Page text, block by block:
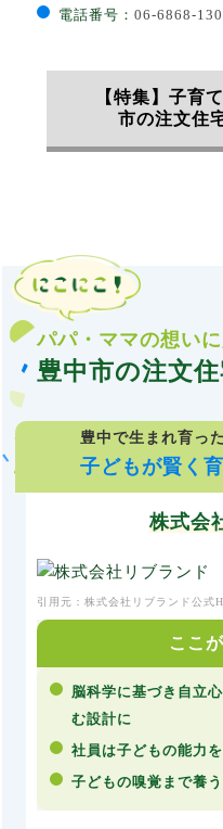
電話番号：06-6868-
【特集】子育
市の注文住
パパ・ママの想い
豊中市の注文
豊中で生まれ育っ
子どもが賢く
株式会
引用元：株式会社リブランド公式
ここ
脳科学に基づき自立
む設計に
社員は子どもの能力
子どもの嗅覚まで養